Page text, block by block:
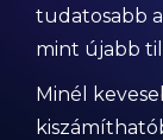
tudatosabb
mint újabb
Minél